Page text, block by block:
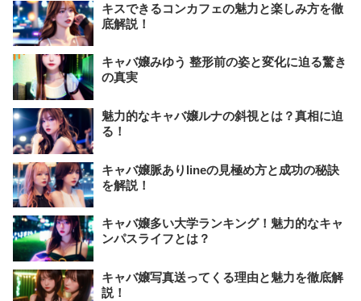
キスできるコンカフェの魅力と楽しみ方を徹
底解説！
キャバ嬢みゆう 整形前の姿と変化に迫る驚き
の真実
魅力的なキャバ嬢ルナの斜視とは？真相に迫
る！
キャバ嬢脈ありlineの見極め方と成功の秘訣
を解説！
キャバ嬢多い大学ランキング！魅力的なキャ
ンパスライフとは？
キャバ嬢写真送ってくる理由と魅力を徹底解
説！